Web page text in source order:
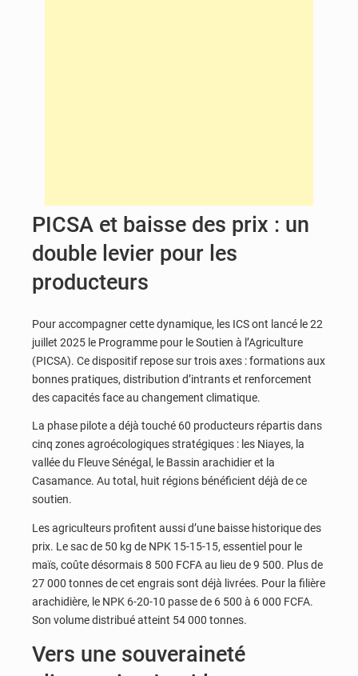
PICSA et baisse des prix : un
double levier pour les
producteurs
Pour accompagner cette dynamique, les ICS ont lancé le 22
juillet 2025 le Programme pour le Soutien à l’Agriculture
(PICSA). Ce dispositif repose sur trois axes : formations aux
bonnes pratiques, distribution d’intrants et renforcement
des capacités face au changement climatique.
La phase pilote a déjà touché 60 producteurs répartis dans
cinq zones agroécologiques stratégiques : les Niayes, la
vallée du Fleuve Sénégal, le Bassin arachidier et la
Casamance. Au total, huit régions bénéficient déjà de ce
soutien.
Les agriculteurs profitent aussi d’une baisse historique des
prix. Le sac de 50 kg de NPK 15-15-15, essentiel pour le
maïs, coûte désormais 8 500 FCFA au lieu de 9 500. Plus de
27 000 tonnes de cet engrais sont déjà livrées. Pour la filière
arachidière, le NPK 6-20-10 passe de 6 500 à 6 000 FCFA.
Son volume distribué atteint 54 000 tonnes.
Vers une souveraineté